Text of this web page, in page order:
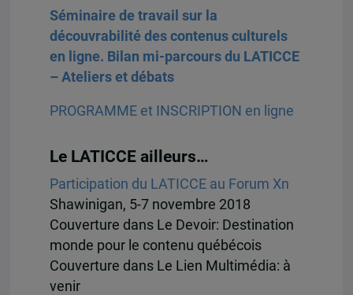
Séminaire de travail sur la
découvrabilité des contenus culturels
en ligne. Bilan mi-parcours du LATICCE
– Ateliers et débats
PROGRAMME et INSCRIPTION en ligne
Le LATICCE ailleurs…
Participation du LATICCE au Forum Xn
Shawinigan, 5-7 novembre 2018
Couverture dans Le Devoir: Destination
monde pour le contenu québécois
Couverture dans Le Lien Multimédia: à
venir